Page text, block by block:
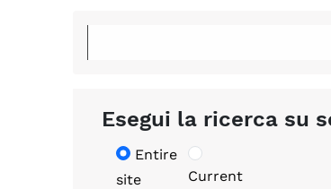
Esegui la ricerca su
Entire
site
Current